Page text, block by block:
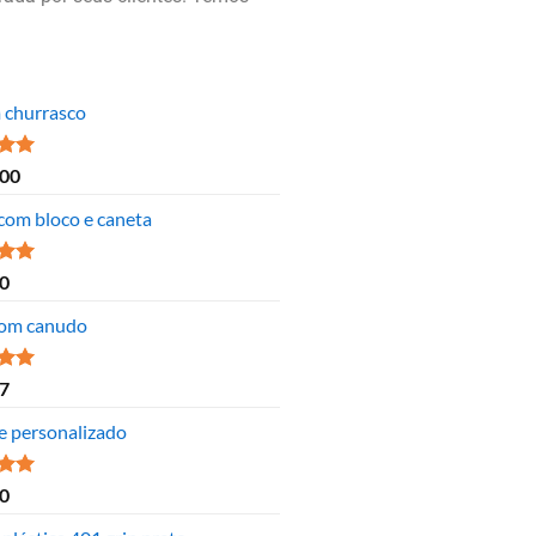
churrasco
bloco e caneta
canudo
personalizado